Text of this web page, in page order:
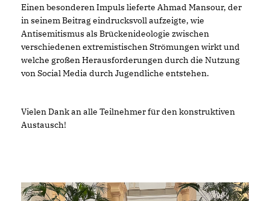
Einen besonderen Impuls lieferte Ahmad Mansour, der
in seinem Beitrag eindrucksvoll aufzeigte, wie
Antisemitismus als Brückenideologie zwischen
verschiedenen extremistischen Strömungen wirkt und
welche großen Herausforderungen durch die Nutzung
von Social Media durch Jugendliche entstehen.
Vielen Dank an alle Teilnehmer für den konstruktiven
Austausch!